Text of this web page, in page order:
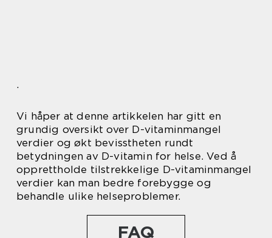
.
Vi håper at denne artikkelen har gitt en
grundig oversikt over D-vitaminmangel
verdier og økt bevisstheten rundt
betydningen av D-vitamin for helse. Ved å
opprettholde tilstrekkelige D-vitaminmangel
verdier kan man bedre forebygge og
behandle ulike helseproblemer.
FAQ